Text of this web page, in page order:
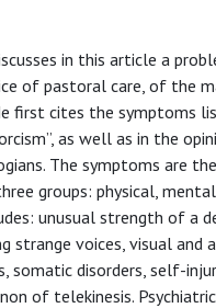
in this article a
of pastoral care, of the
first cites the symptoms
as well as in the
The symptoms are
groups: physical,
unusual strength of a
strange voices, visual and
somatic disorders, self-
of telekinesis.